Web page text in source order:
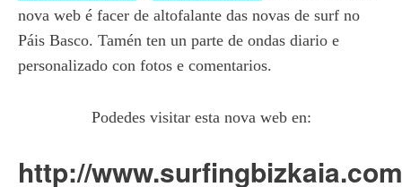
nova web é facer de altofalante das novas de surf no
Páis Basco. Tamén ten un parte de ondas diario e
personalizado con fotos e comentarios.
Podedes visitar esta nova web en:
http://